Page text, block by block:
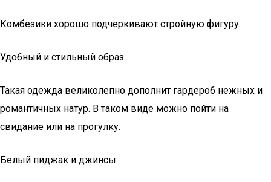
Комбезики хорошо подчеркивают стройную фигуру
Удобный и стильный образ
Такая одежда великолепно дополнит гардероб нежных и
романтичных натур. В таком виде можно пойти на
свидание или на прогулку.
Белый пиджак и джинсы